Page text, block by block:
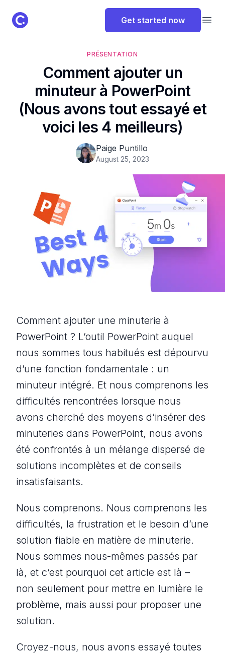
ClassPoint Logo Get started now
PRÉSENTATION
Comment ajouter un
minuteur à PowerPoint
(Nous avons tout essayé et
voici les 4 meilleurs)
Paige Puntillo
August 25, 2023
Comment ajouter une minuterie à
PowerPoint ? L’outil PowerPoint auquel
nous sommes tous habitués est dépourvu
d’une fonction fondamentale : un
minuteur intégré. Et nous comprenons les
difficultés rencontrées lorsque nous
avons cherché des moyens d’insérer des
minuteries dans PowerPoint, nous avons
été confrontés à un mélange dispersé de
solutions incomplètes et de conseils
insatisfaisants.
Nous comprenons. Nous comprenons les
difficultés, la frustration et le besoin d’une
solution fiable en matière de minuterie.
Nous sommes nous-mêmes passés par
là, et c’est pourquoi cet article est là –
non seulement pour mettre en lumière le
problème, mais aussi pour proposer une
solution.
Croyez-nous, nous avons essayé toutes